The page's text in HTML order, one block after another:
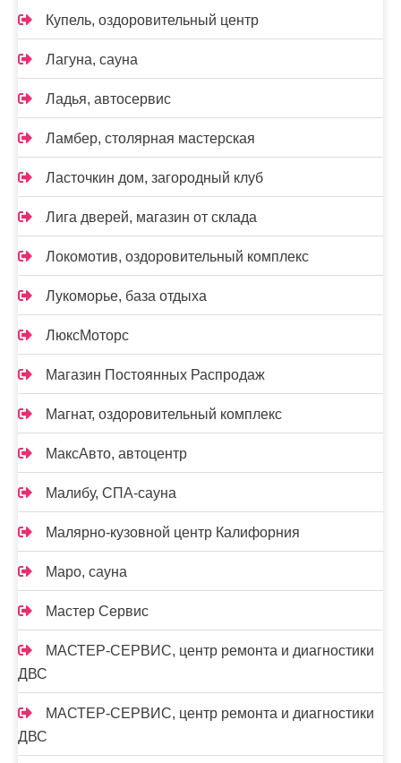
Купель, оздоровительный центр
Лагуна, сауна
Ладья, автосервис
Ламбер, столярная мастерская
Ласточкин дом, загородный клуб
Лига дверей, магазин от склада
Локомотив, оздоровительный комплекс
Лукоморье, база отдыха
ЛюксМоторс
Магазин Постоянных Распродаж
Магнат, оздоровительный комплекс
МаксАвто, автоцентр
Малибу, СПА-сауна
Малярно-кузовной центр Калифорния
Маро, сауна
Мастер Сервис
МАСТЕР-СЕРВИС, центр ремонта и диагностики
ДВС
МАСТЕР-СЕРВИС, центр ремонта и диагностики
ДВС